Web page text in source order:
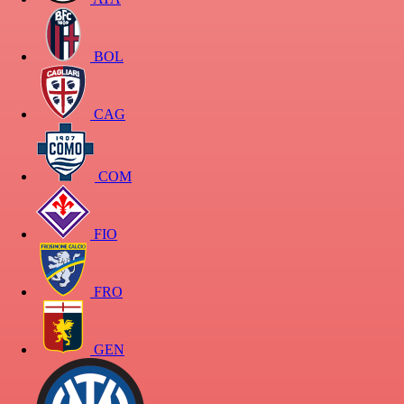
BOL
CAG
COM
FIO
FRO
GEN